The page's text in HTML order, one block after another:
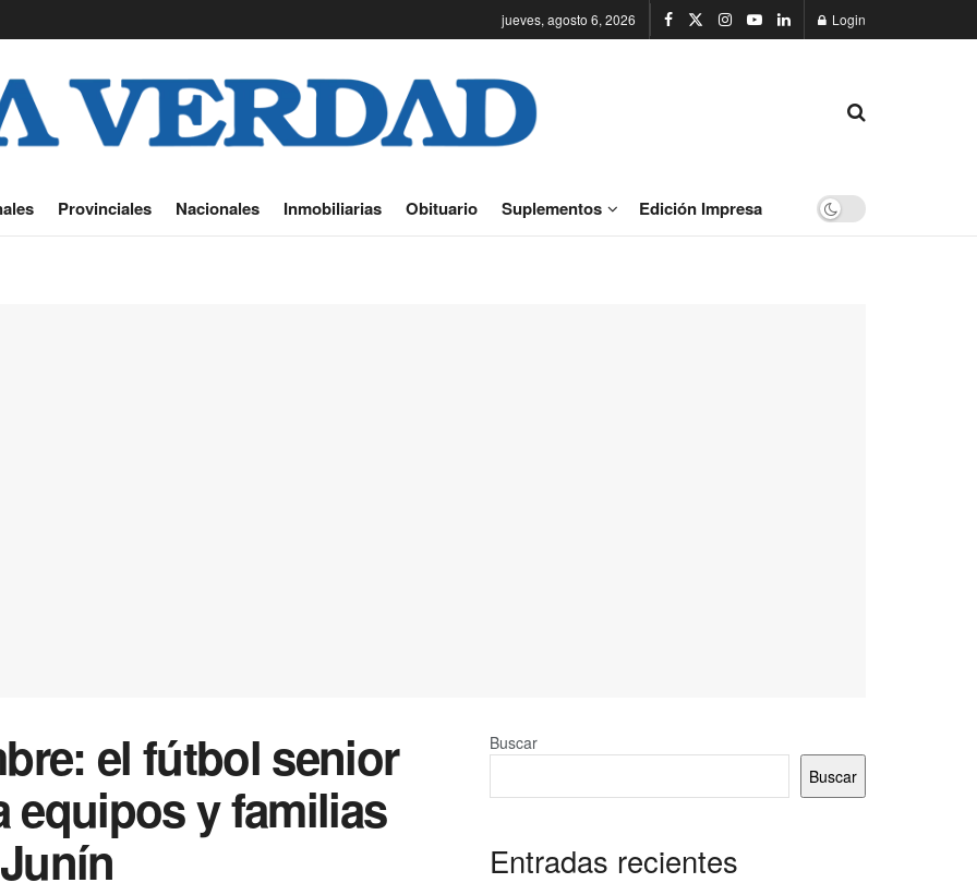
jueves, agosto 6, 2026 Login
Provinciales Nacionales Inmobiliarias Obituario Suplementos Edición Impresa
el fútbol senior
equipos y familias
Buscar
Buscar
Entradas recientes